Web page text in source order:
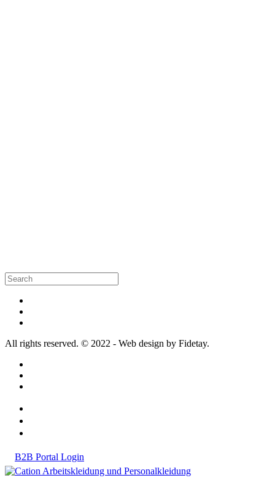
All rights reserved. © 2022 - Web design by Fidetay.
B2B Portal Login